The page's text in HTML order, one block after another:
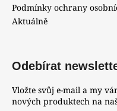
Podmínky ochrany
Aktuálně
Odebírat
Vložte svůj e-mail a my
nových produktech na